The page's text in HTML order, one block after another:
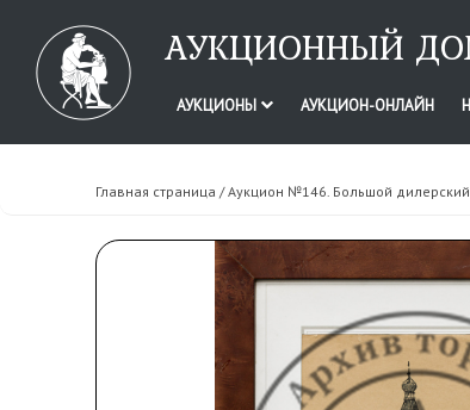
АУКЦИОННЫЙ
АУКЦИОНЫ АУКЦИОН-ОНЛАЙН
Главная страница /Аукцион №146. Большой